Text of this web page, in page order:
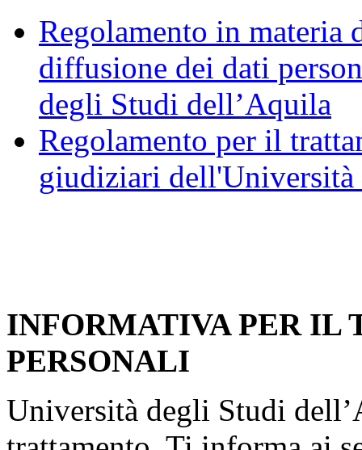
Regolamento in materia
diffusione dei dati
degli Studi dell’Aquila
Regolamento per il
giudiziari
INFORMATIVA PER IL
PERSONALI
Università degli Studi